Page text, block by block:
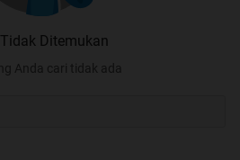
Ditemukan
Anda cari tidak ada